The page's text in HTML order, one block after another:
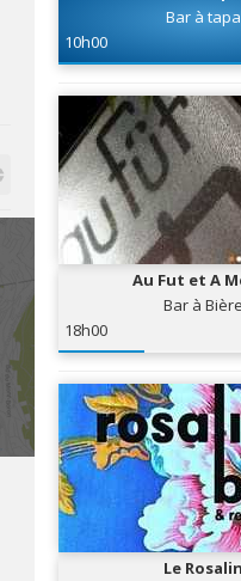
Bar à
10h00
Au Fut et A
Bar à
18h00
Le